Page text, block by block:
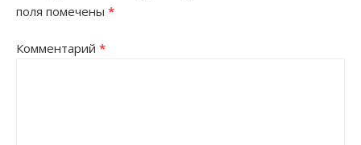
поля помечены *
Комментарий *